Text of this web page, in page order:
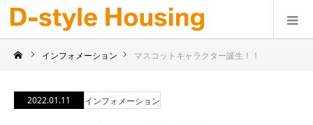
インフォメーション マスコットキャラクター誕生！！
2022.01.11 インフォメーション